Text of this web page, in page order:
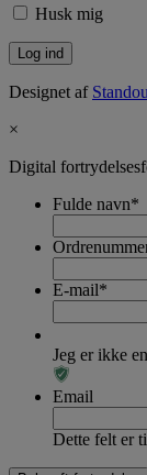
Husk mig
Designet af
×
Digital
Fulde navn*
E-mail*
Jeg er ikke
Email
Dette felt er